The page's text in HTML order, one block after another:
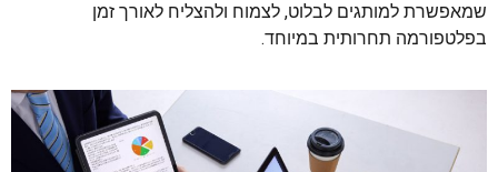
שמאפשרת למותגים לבלוט, לצמוח ולהצליח לאורך זמן
בפלטפורמה תחרותית במיוחד.